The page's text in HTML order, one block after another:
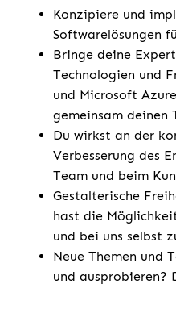
Konzipiere und
Softwarelösungen
Bringe deine
Technologien und
und Microsoft
gemeinsam deinen
Du wirkst an der
Verbesserung des
Team und beim
Gestalterische
hast die
und bei uns selbst
Neue Themen und
und ausprobieren?